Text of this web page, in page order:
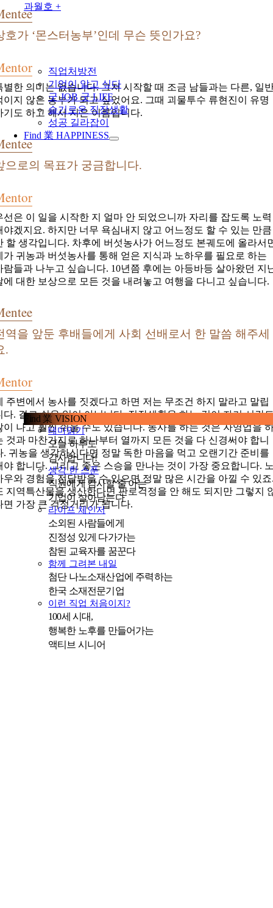
과월호 +
직업처방전
기업이 알고 싶다
굿 JOB 굿 LIFE
슬기로운 직장생활
성공 길라잡이
Find 業 HAPPINESS
Find 業 VISION
테마읽기
오늘 하루도
감사합니다!
생각 한 스푼
직원에게 감사할 줄 아는
기업이 살아남는다
라이프 체인저
소외된 사람들에게
진정성 있게 다가가는
참된 교육자를 꿈꾼다
함께 그려본 내일
첨단 나노소재산업에 주력하는
한국 소재전문기업
이런 직업 처음이지?
100세 시대,
행복한 노후를 만들어가는
액티브 시니어
호가 ‘몬스터농부’인데 무슨 뜻인가요?
별한 의미는 없습니다. 그저 시작할 때 조금 남들과는 다른, 일
이지 않은 농부가 되고 싶었어요. 그때 괴물투수 류현진이 유명
기도 하고 해서 지은 이름입니다.
으로의 목표가 궁금합니다.
선은 이 일을 시작한 지 얼마 안 되었으니까 자리를 잡도록 노력
야겠지요. 하지만 너무 욕심내지 않고 어느정도 할 수 있는 만큼
할 생각입니다. 차후에 버섯농사가 어느정도 본궤도에 올라서
가 귀농과 버섯농사를 통해 얻은 지식과 노하우를 필요로 하는
람들과 나누고 싶습니다. 10년쯤 후에는 아등바등 살아왔던 지
에 대한 보상으로 모든 것을 내려놓고 여행을 다니고 싶습니다.
역을 앞둔 후배들에게 사회 선배로서 한 말씀 해주세
.
주변에서 농사를 짓겠다고 하면 저는 무조건 하지 말라고 말립
다. 결코 쉬운 일이 아닙니다. 직장생활을 하는 것이 자기 시간
이 나고 훨씬 쉬울 수도 있습니다. 농사를 하는 것은 자영업을
것과 마찬가지로 하나부터 열까지 모든 것을 다 신경써야 합니
. 귀농을 생각하신다면 정말 독한 마음을 먹고 오랜기간 준비를
야 합니다. 그리고 좋은 스승을 만나는 것이 가장 중요합니다.
우와 경험을 전달받을 수 있으면 정말 많은 시간을 아낄 수 있
지역특산물을 생산한다면 판로걱정을 안 해도 되지만 그렇지
면 가장 큰 걱정거리가 됩니다.